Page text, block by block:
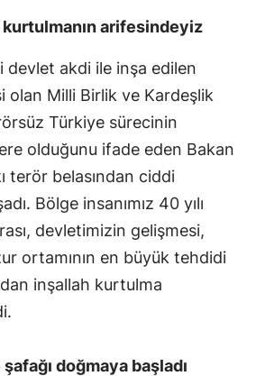
kurtulmanın arifesindeyiz
devlet akdi ile inşa edilen
olan Milli Birlik ve Kardeşlik
Türkiye sürecinin
olduğunu ifade eden Bakan
terör belasından ciddi
Bölge insanımız 40 yılı
devletimizin gelişmesi,
ortamının en büyük tehdidi
inşallah kurtulma
doğmaya başladı